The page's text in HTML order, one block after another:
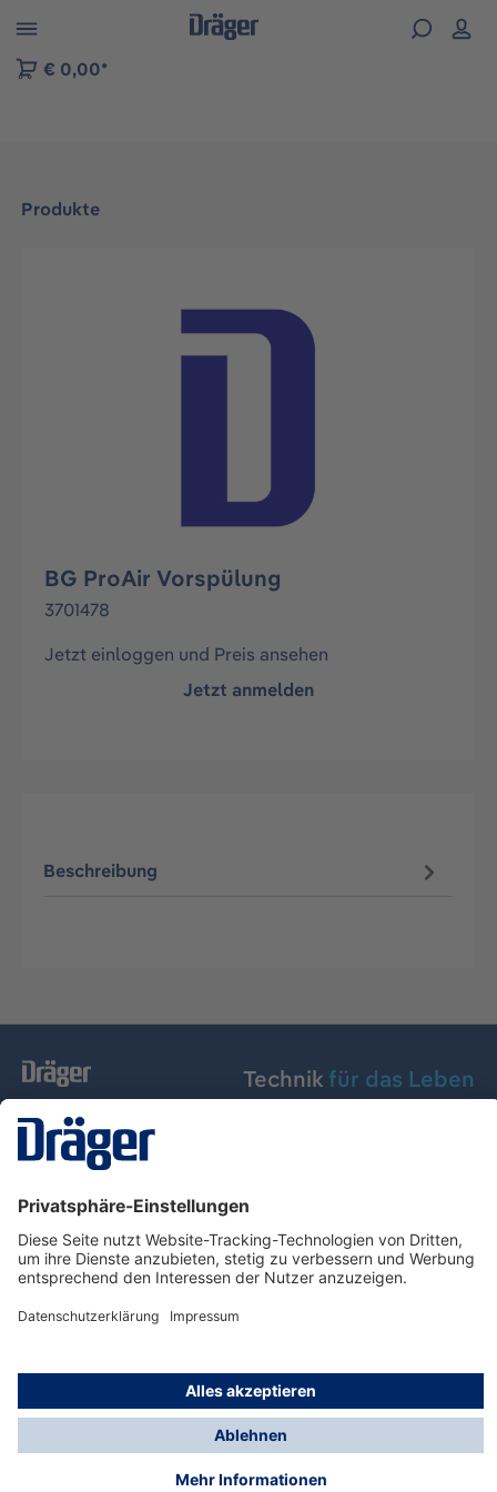
der B2B-Plattform springen
€ 0,00*
Produkte
Bildergalerie überspringen
BG ProAir Vorspülung
3701478
Jetzt einloggen und Preis ansehen
Jetzt anmelden
Beschreibung
Technik für das Leben
Dräger Austria GmbH
Über Dräger
Informationen
© Dräger Austria GmbH, 2024
* Alle Preise exkl. gesetzl. Mehrwertsteuer zzgl.
Versandkosten und ggf. Nachnahmegebühren, wenn
nicht anders angegeben.